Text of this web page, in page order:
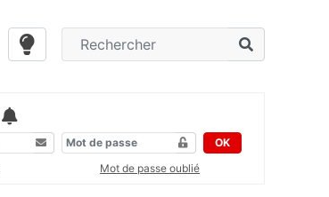
OK
Mot de passe oublié